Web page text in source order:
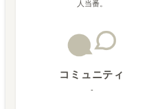
人当番。
コミュニティ
-